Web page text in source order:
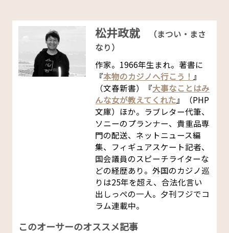
松井政就
（まつい・まさ
なり）
作家。1966年生まれ。著書に
『本物のカジノへ行こう！ 』
（文春新書）『大事なことはみ
んな女が教えてくれた』（PHP
文庫）ほか。ラブレター代筆、
ソニーのプランナー、貴重品専
門の配送、ネットニュース編
集、フィギュアスケート記者、
国会議員のスピーチライターな
どの経歴あり。外国のカジノ巡
りは25年を超え、合法化言い
出しっぺの一人。夕刊フジでコ
ラム連載中。
このオーサーのオススメ記事